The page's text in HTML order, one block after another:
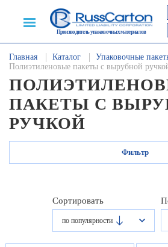
Производитель упаковочных материалов
Главная Каталог
Упаковочные
Полиэтиленовые пакеты с вырубной
ПАКЕТЫ С
РУЧКОЙ
Фильтр
Сортировать
по популярности